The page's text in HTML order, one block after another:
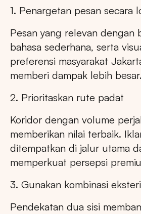
1. Penargetan pesan secara
Pesan yang relevan dengan
bahasa sederhana, serta
preferensi masyarakat
memberi dampak lebih besar.
2. Prioritaskan rute padat
Koridor dengan volume
memberikan nilai terbaik.
ditempatkan di jalur utama
memperkuat persepsi
3. Gunakan kombinasi
Pendekatan dua sisi